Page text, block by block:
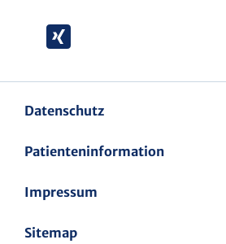
Xing
Datenschutz
Patienteninformation
Impressum
Sitemap